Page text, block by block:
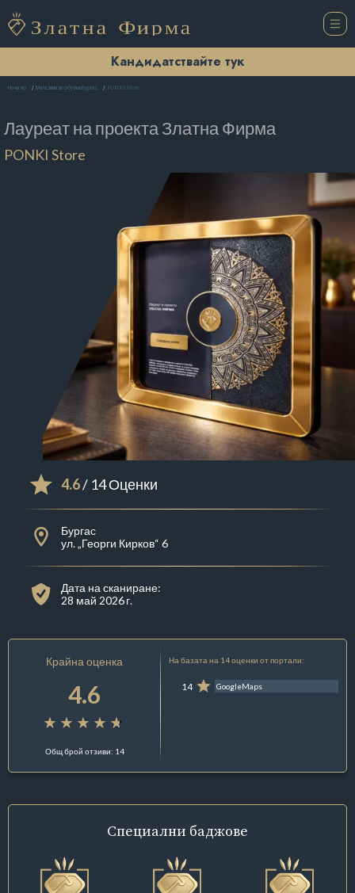
Кандидатствайте тук
Начало Магазини за обувки Бургас PONKI Store
Лауреат на проектаЗлатна Фирма
PONKI Store
4.6/ 14 Оценки
Бургас
ул. „Георги Кирков“ 6
Дата на сканиране:
28 май 2026 г.
Крайна оценка
4.6
Общ брой отзиви: 14
На базата на 14 оценки от портали:
14 GoogleMaps
Специални баджове